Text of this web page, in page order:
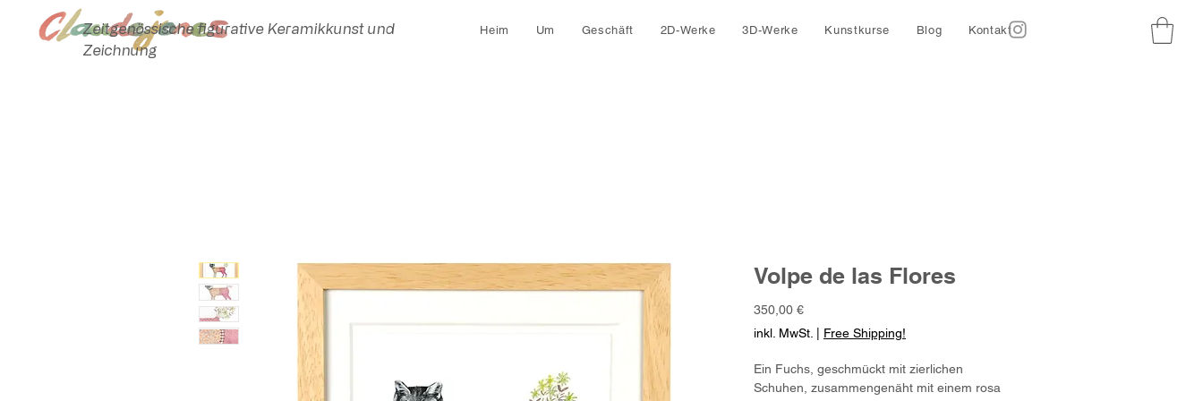
Zeitgenössische figurative Keramikkunst und
Zeichnung
Heim Um Geschäft 2D-Werke 3D-Werke Kunstkurse Blog Kontakt
Volpe de las Flores
350,00 €Preis
inkl. MwSt.
Free Shipping!
Ein Fuchs, geschmückt mit zierlichen
Schuhen, zusammengenäht mit einem rosa